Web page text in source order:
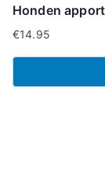
Honden
€14.95